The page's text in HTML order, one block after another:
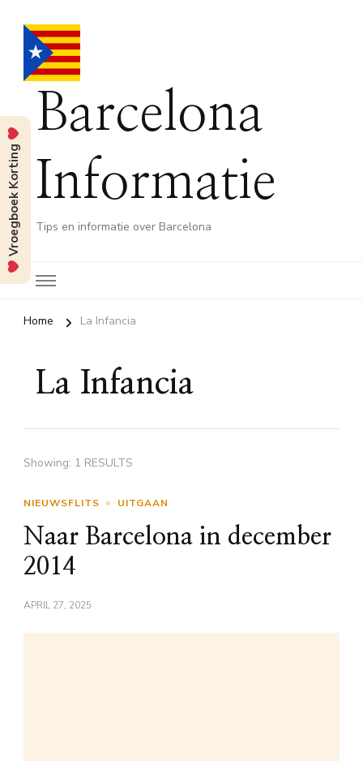
Barcelona
Informatie
Tips en informatie over Barcelona
Home La Infancia
La Infancia
Showing: 1 RESULTS
NIEUWSFLITS UITGAAN
Naar Barcelona in december
2014
APRIL 27, 2025
Vroegboek Korting